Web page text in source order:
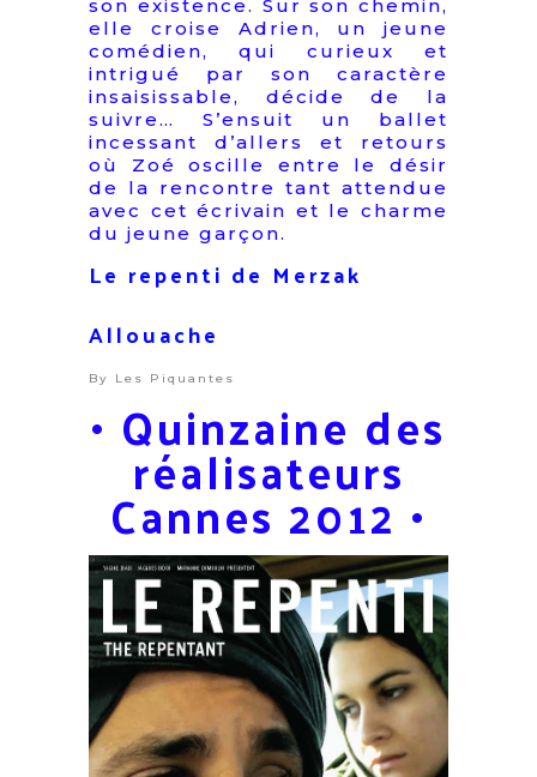
son existence. Sur son chemin,
elle croise Adrien, un jeune
comédien, qui curieux et
intrigué par son caractère
insaisissable, décide de la
suivre… S’ensuit un ballet
incessant d’allers et retours
où Zoé oscille entre le désir
de la rencontre tant attendue
avec cet écrivain et le charme
du jeune garçon.
Le repenti de Merzak
Allouache
By Les Piquantes
• Quinzaine des
réalisateurs
Cannes 2012 •